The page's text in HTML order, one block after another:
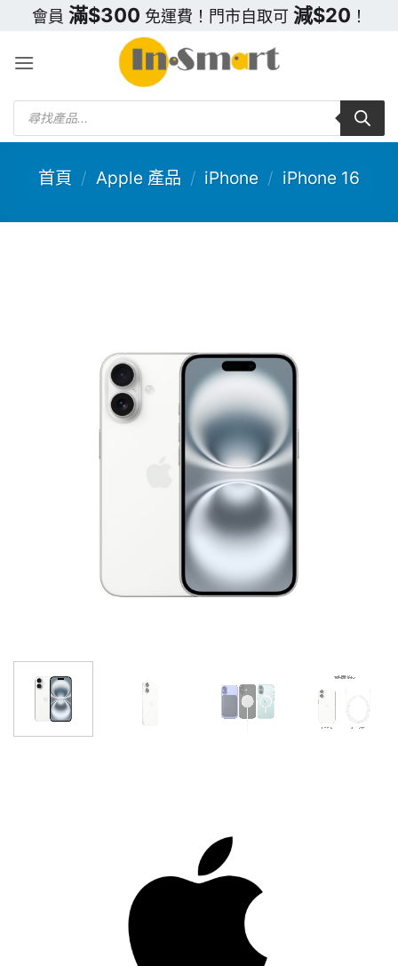
content
會員 滿$300 免運費！門市自取可 減$20 ！
Products
search
首頁 / Apple 產品 / iPhone / iPhone 16